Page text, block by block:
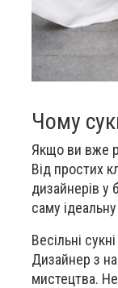
Чому
Якщо ви вже
Від простих
дизайнерів у
саму
Весільні
Дизайнер з
мистецтва.